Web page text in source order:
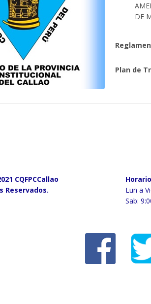
DE
Plan de
CQFPCCallao
Reservados.
Lun a
Sab: